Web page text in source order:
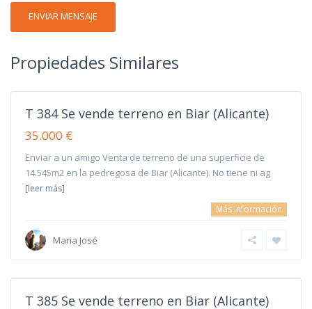
Propiedades Similares
T 384 Se vende terreno en Biar (Alicante)
35.000 €
Enviar a un amigo Venta de terreno de una superficie de
14.545m2 en la pedregosa de Biar (Alicante). No tiene ni ag
[leer más]
Más información
Maria José
T 385 Se vende terreno en Biar (Alicante)